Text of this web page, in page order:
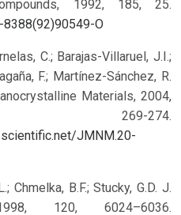
1992, 185, 25.
O
C.; Barajas-Villaruel, J.I.;
F.; Martínez-Sánchez, R.
Materials, 2004,
274.
JMNM.20-
Chmelka, B.F.; Stucky, G.D. J.
120, 6024–6036.